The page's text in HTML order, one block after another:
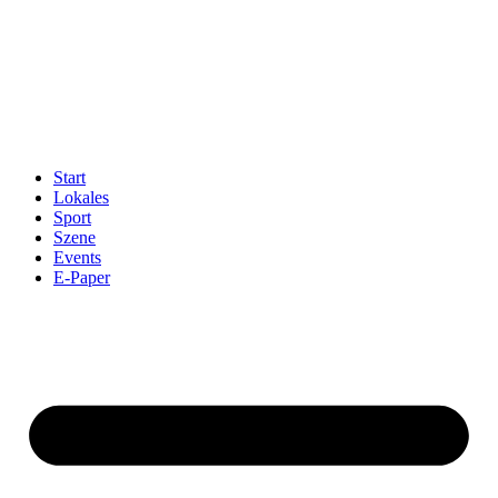
Start
Lokales
Sport
Szene
Events
E-Paper